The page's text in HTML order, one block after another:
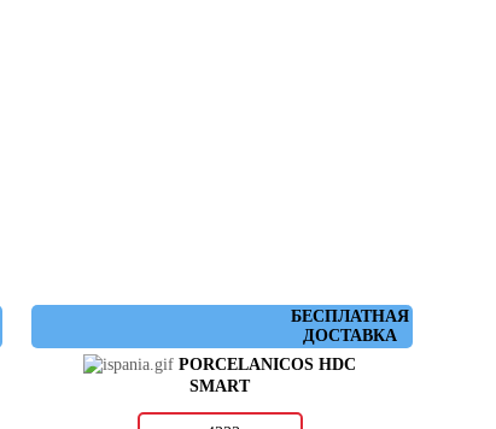
БЕСПЛАТНАЯ
ДОСТАВКА
PORCELANICOS HDC
SMART